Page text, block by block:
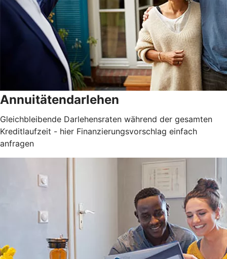
Annuitätendarlehen
Gleichbleibende Darlehensraten während der gesamten
Kreditlaufzeit - hier Finanzierungsvorschlag einfach
anfragen